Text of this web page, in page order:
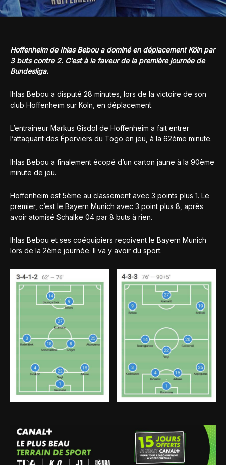
Hoffenheim de Ihlas Bebou a dominé en déplacement Köln par
3 buts contre 2. C’est à la faveur de la première journée de
Bundesliga.
Ihlas Bebou a disputé 28 minutes, lors de la victoire de son
club Hoffenheim sur Köln, en déplacement.
L’entraîneur Markus Gisdol de Hoffenheim a fait entrer
l’attaquant des Éperviers du Togo en jeu, à la 62ème minute.
Ihlas Bebou a finalement écopé d’un carton jaune à la 90ème
minute de jeu.
Hoffenheim est 5ème au classement avec 3 points plus 1. Le
premier, c’est le Bayern Munich avec 3 point plus 8, après
avoir atomisé Schalke 04 par 8 buts à rien.
Ihlas Bebou et ses coéquipiers reçoivent le Bayern Munich
lors de la 2ème journée. Il va y avoir du sport.